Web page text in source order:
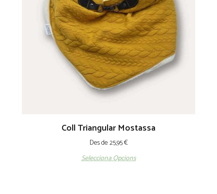
Coll Triangular Mostassa
Des de25,95€
Selecciona Opcions